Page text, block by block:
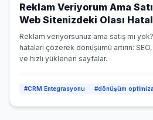
Reklam Veriyorum Ama
Web Sitenizdeki Olası
Reklam veriyorsunuz ama satış mı
hataları çözerek dönüşümü artırın:
ve hızlı yüklenen sayfalar.
#CRM Entegrasyonu #dönüşüm